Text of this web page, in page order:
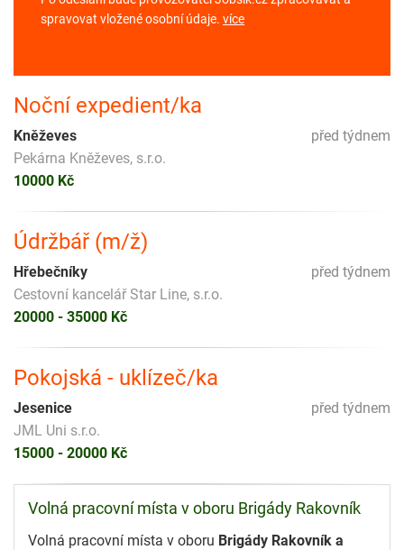
spravovat vložené osobní údaje. více
Noční expedient/ka
před týdnem
Kněževes
Pekárna Kněževes, s.r.o.
10000 Kč
Údržbář (m/ž)
před týdnem
Hřebečníky
Cestovní kancelář Star Line, s.r.o.
20000 - 35000 Kč
Pokojská - uklízeč/ka
před týdnem
Jesenice
JML Uni s.r.o.
15000 - 20000 Kč
Volná pracovní místa v oboru Brigády Rakovník
Volná pracovní místa v oboru Brigády Rakovník a